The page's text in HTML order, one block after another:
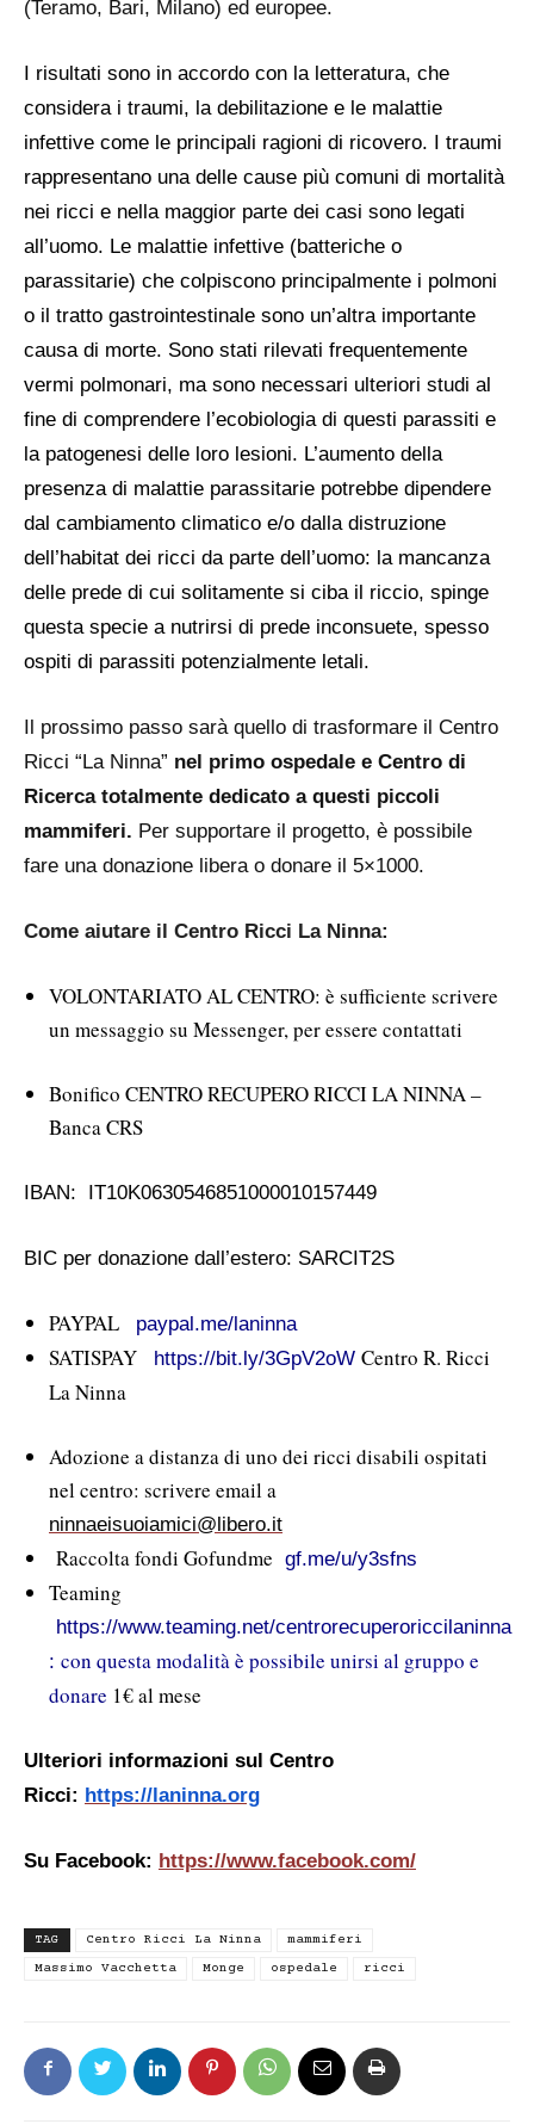
(Teramo, Bari, Milano) ed europee.
I risultati sono in accordo con la letteratura, che
considera i traumi, la debilitazione e le malattie
infettive come le principali ragioni di ricovero. I traumi
rappresentano una delle cause più comuni di mortalità
nei ricci e nella maggior parte dei casi sono legati
all’uomo. Le malattie infettive (batteriche o
parassitarie) che colpiscono principalmente i polmoni
o il tratto gastrointestinale sono un’altra importante
causa di morte. Sono stati rilevati frequentemente
vermi polmonari, ma sono necessari ulteriori studi al
fine di comprendere l’ecobiologia di questi parassiti e
la patogenesi delle loro lesioni. L’aumento della
presenza di malattie parassitarie potrebbe dipendere
dal cambiamento climatico e/o dalla distruzione
dell’habitat dei ricci da parte dell’uomo: la mancanza
delle prede di cui solitamente si ciba il riccio, spinge
questa specie a nutrirsi di prede inconsuete, spesso
ospiti di parassiti potenzialmente letali.
Il prossimo passo sarà quello di trasformare il Centro
Ricci “La Ninna” nel primo ospedale e Centro di
Ricerca totalmente dedicato a questi piccoli
mammiferi. Per supportare il progetto, è possibile
fare una donazione libera o donare il 5×1000.
Come aiutare il Centro Ricci La Ninna:
VOLONTARIATO AL CENTRO: è sufficiente scrivere
un messaggio su Messenger, per essere contattati
Bonifico CENTRO RECUPERO RICCI LA NINNA –
Banca CRS
IBAN: IT10K0630546851000010157449
BIC per donazione dall’estero: SARCIT2S
PAYPAL paypal.me/laninna
SATISPAY https://bit.ly/3GpV2oW Centro R. Ricci
La Ninna
Adozione a distanza di uno dei ricci disabili ospitati
nel centro: scrivere email a
ninnaeisuoiamici@libero.it
Raccolta fondi Gofundme gf.me/u/y3sfns
Teaming
https://www.teaming.net/centrorecuperoriccilaninna
: con questa modalità è possibile unirsi al gruppo e
donare 1€ al mese
Ulteriori informazioni sul Centro
Ricci: https://laninna.org
Su Facebook: https://www.facebook.com/
TAG Centro Ricci La Ninna
mammiferi
Massimo Vacchetta
Monge ospedale ricci